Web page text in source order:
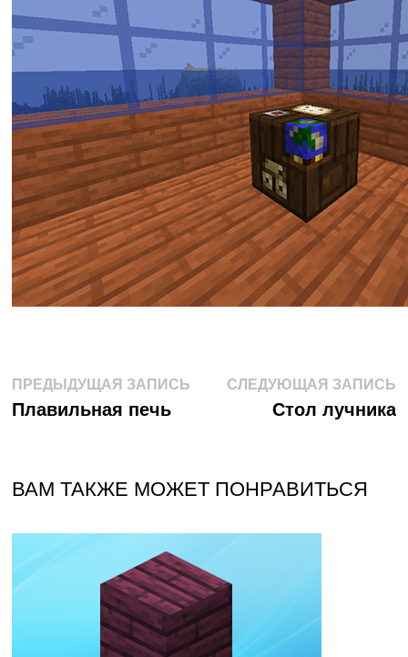
Навигация
по
ПРЕДЫДУЩАЯ ЗАПИСЬ Предыдущая
Плавильная печь
СЛЕДУЮЩАЯ ЗАПИСЬ
Стол лучника
ВАМ ТАКЖЕ МОЖЕТ ПОНРАВИТЬСЯ